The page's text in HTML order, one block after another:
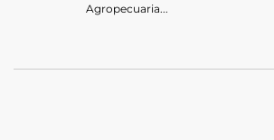
Agropecuaria...